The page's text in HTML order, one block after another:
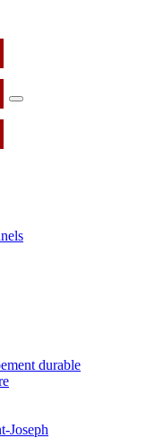
durable
Joseph